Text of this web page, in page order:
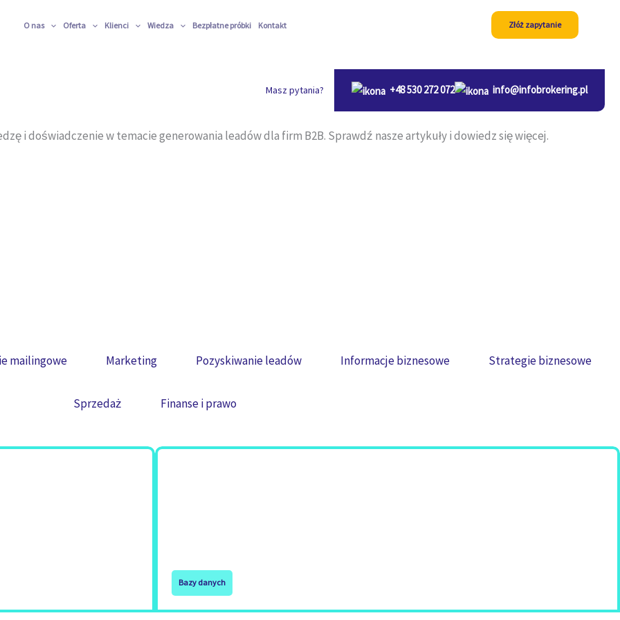
O nas Oferta Klienci Wiedza Bezpłatne próbki Kontakt Złóż zapytanie
Masz pytania? +48 530 272 072 info@infobrokering.pl
i doświadczenie w temacie generowania leadów dla firm B2B. Sprawdź nasze artykuły i dowiedz się więcej.
mailingowe Marketing Pozyskiwanie leadów Informacje biznesowe Strategie biznesowe
Sprzedaż Finanse i prawo
Bazy danych